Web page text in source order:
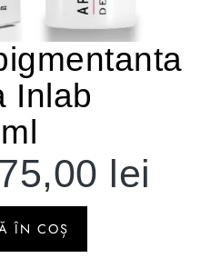
Inlab
lei
ÎN COȘ